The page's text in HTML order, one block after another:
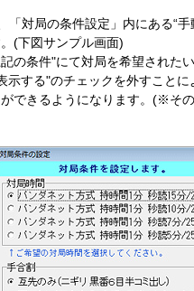
「対局の条件設定」内にある“
(下図サンプル画面)
の条件"にて対局を希望された
示する"のチェックを外すこと
できるようになります。(※そ